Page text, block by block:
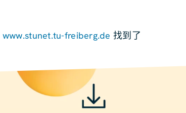
www.stunet.tu-freiberg.de 找到了